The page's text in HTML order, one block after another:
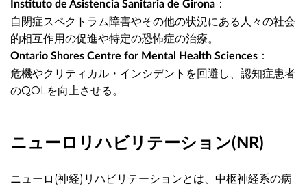
Instituto de Asistencia Sanitaria de Girona ：
自閉症スペクトラム障害やその他の状況にある人々の社会
的相互作用の促進や特定の恐怖症の治療。
Ontario Shores Centre for Mental Health Sciences ：
危機やクリティカル・インシデントを回避し、認知症患者
のQOLを向上させる。
ニューロリハビリテーション(NR)
ニューロ(神経)リハビリテーションとは、中枢神経系の病